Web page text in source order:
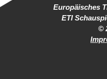
Europäisches
ETI
©